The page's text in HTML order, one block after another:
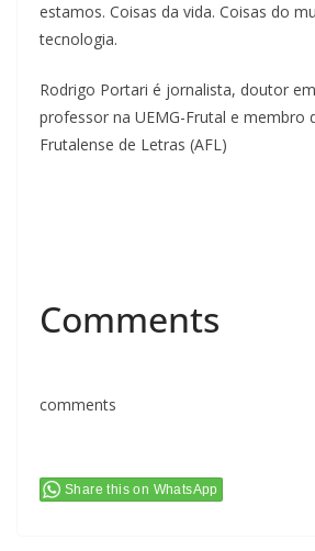
estamos. Coisas da vida. Coisas do
tecnologia.
Rodrigo Portari é jornalista, doutor
professor na UEMG-Frutal e membro
Frutalense de Letras (AFL)
Comments
comments
Share this on WhatsApp